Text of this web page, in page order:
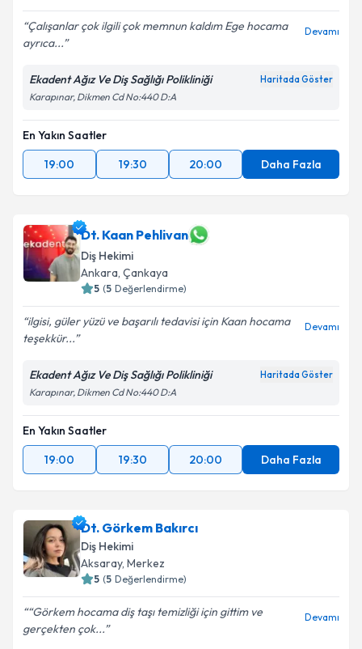
Çalışanlar çok ilgili çok memnun kaldım Ege hocama
ayrıca...
Devamı
Ekadent Ağız Ve Diş Sağlığı Polikliniği Haritada Göster
Karapınar, Dikmen Cd No:440 D:A
En Yakın Saatler
19:00
19:30 20:00 Daha Fazla
Dt. Kaan Pehlivan
Diş Hekimi
Ankara, Çankaya
5 (5 Değerlendirme)
ilgisi, güler yüzü ve başarılı tedavisi için Kaan hocama
teşekkür...
Devamı
Ekadent Ağız Ve Diş Sağlığı Polikliniği Haritada Göster
Karapınar, Dikmen Cd No:440 D:A
En Yakın Saatler
19:00
19:30 20:00 Daha Fazla
Dt. Görkem Bakırcı
Diş Hekimi
Aksaray, Merkez
5 (5 Değerlendirme)
“Görkem hocama diş taşı temizliği için gittim ve
gerçekten çok...
Devamı